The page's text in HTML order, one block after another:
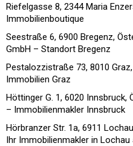
Riefelgasse 8, 2344 Maria
Immobilienboutique
Seestraße 6, 6900 Bregenz,
GmbH – Standort Bregenz
Pestalozzistraße 73, 8010
Immobilien Graz
Höttinger G. 1, 6020
– Immobilienmakler Innsbruck
Hörbranzer Str. 1a, 6911
Ihr Immobilienmakler in Lochau